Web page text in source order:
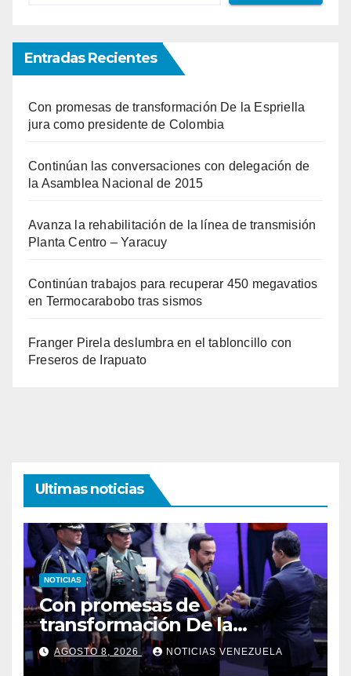
Entradas Recientes
Con promesas de transformación De la Espriella
jura como presidente de Colombia
Continúan las conversaciones con delegación de
la Asamblea Nacional de 2015
Avanza la rehabilitación de la línea de transmisión
Planta Centro – Yaracuy
Continúan trabajos para recuperar 450 megavatios
en Termocarabobo tras sismos
Franger Pirela deslumbra en el tabloncillo con
Freseros de Irapuato
Ultimas noticias
NOTICIAS
Con promesas de
transformación De la
Espriella jura como
presidente de Colombia
AGOSTO 8, 2026 NOTICIAS VENEZUELA